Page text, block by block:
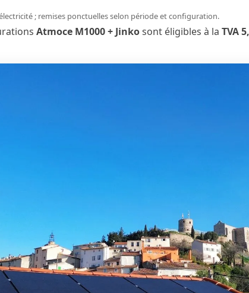
; remises ponctuelles selon période et configuration.
Atmoce M1000 + Jinkosont éligibles à la TVA